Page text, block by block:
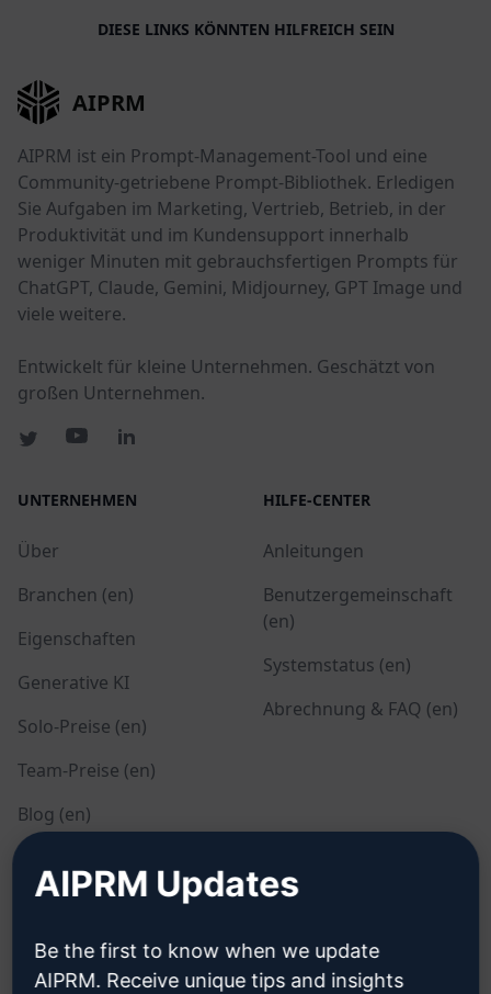
DIESE LINKS KÖNNTEN HILFREICH SEIN
AIPRM
AIPRM ist ein Prompt-Management-Tool und eine
Community-getriebene Prompt-Bibliothek. Erledigen
Sie Aufgaben im Marketing, Vertrieb, Betrieb, in der
Produktivität und im Kundensupport innerhalb
weniger Minuten mit gebrauchsfertigen Prompts für
ChatGPT, Claude, Gemini, Midjourney, GPT Image und
viele weitere.
Entwickelt für kleine Unternehmen. Geschätzt von
großen Unternehmen.
UNTERNEHMEN
Über
Branchen (en)
Eigenschaften
Generative KI
Solo-Preise (en)
Team-Preise (en)
Blog (en)
HILFE-CENTER
Anleitungen
Benutzergemeinschaft
(en)
Systemstatus (en)
Abrechnung & FAQ (en)
RECHTLICHES
Datenschutzbestimmungen
(en)
HERUNTERLADEN
Wie installieren?
Google Chrome
AIPRM Updates
Be the first to know when we update
AIPRM. Receive unique tips and insights